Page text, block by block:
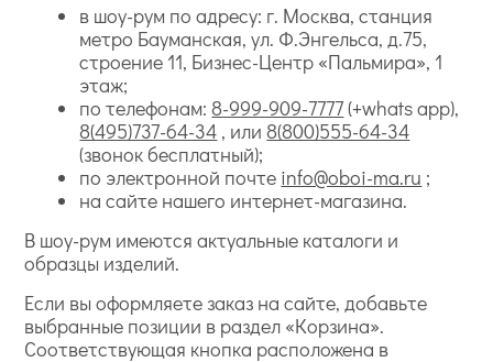
в шоу-рум по адресу: г. Москва, станция
метро Бауманская, ул. Ф.Энгельса, д.75,
строение 11, Бизнес-Центр «Пальмира», 1
этаж;
по телефонам: 8-999-909-7777(+whats app),
8(495)737-64-34 , или 8(800)555-64-34
(звонок бесплатный);
по электронной почте info@oboi-ma.ru ;
на сайте нашего интернет-магазина.
В шоу-рум имеются актуальные каталоги и
образцы изделий.
Если вы оформляете заказ на сайте, добавьте
выбранные позиции в раздел «Корзина».
Соответствующая кнопка расположена в